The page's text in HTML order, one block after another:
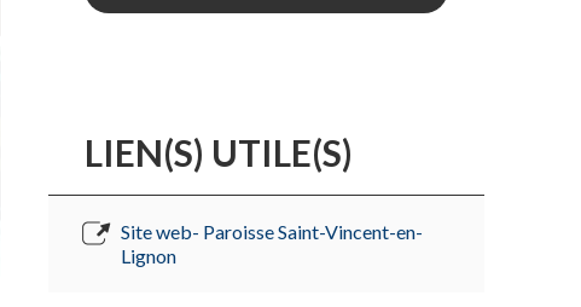
LIEN(S) UTILE(S)
Site web- Paroisse Saint-Vincent-en-
Lignon